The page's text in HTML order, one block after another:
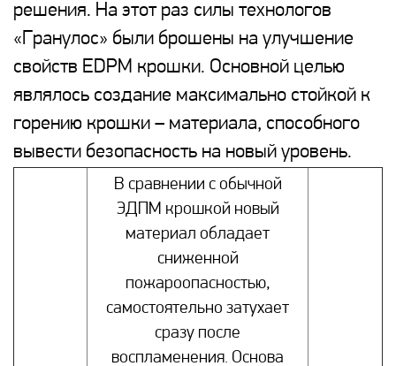
решения. На этот раз силы технологов
«Гранулос» были брошены на улучшение
свойств EDPM крошки. Основной целью
являлось создание максимально стойкой к
горению крошки – материала, способного
вывести безопасность на новый уровень.
В сравнении с обычной
ЭДПМ крошкой новый
материал обладает
сниженной
пожароопасностью,
самостоятельно затухает
сразу после
воспламенения. Основа